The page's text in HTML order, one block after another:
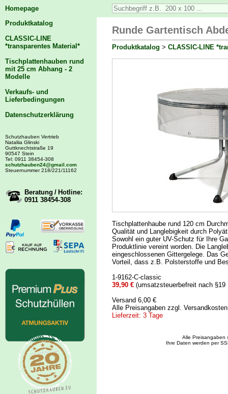
Homepage
Produktkatalog
CLASSIC-LINE
*transparentes Material*
Tischplattenhauben rund
mit 25 cm Abhang - 2
Modelle
Verkaufs- und
Lieferbedingungen
Datenschutzerklärung
Schutzhauben Vertrieb
Nataliia Glinski
Guttknechtstraße 19
90547 Stein
Tel: 0911 38454-308
schutzhauben24@gmail.com
Steuernummer 218/221/11162
Beratung / Hotline:
0911 38454-308
Runde Gartentisch
Produktkatalog > CLASSIC-LINE
Tischplattenhaube rund 120 cm
Qualität und Langlebigkeit durch
Sowohl ein guter UV-Schutz für Ihre
Produktlinie vereint worden. Die
eingeschlossenen Gittergelege. Das
Vorteil, dass z.B. Polsterstoffe und
1-9162-C-classic
39,90 € (umsatzsteuerbefreit nach §19
Versand 6,00 €
Alle Preisangaben zzgl.
Lieferzeit: 3 Tage
Alle Preisangaben
Ihre Daten werden per